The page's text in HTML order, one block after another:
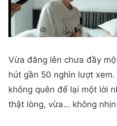
Vừa đăng lên chưa đầy
hút gần 50 nghìn lượt
không quên để lại một lời
thật lòng, vừa… không